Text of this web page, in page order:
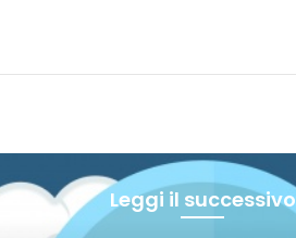
Leggi il successivo